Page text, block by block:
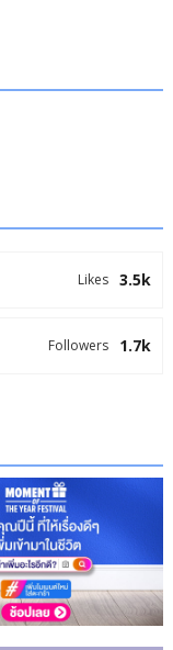
3.5k
Likes
1.7k
Followers